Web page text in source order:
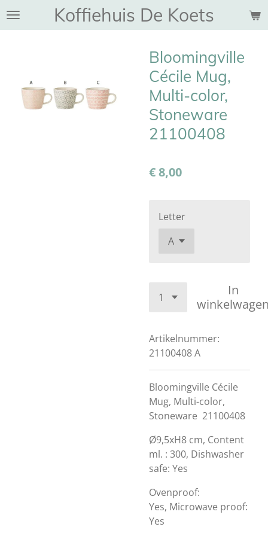
Ga
Koffiehuis De Koets
Bloomingville
Cécile Mug,
Multi-color,
Stoneware
21100408
€ 8,00
Letter
In
Artikelnummer:
21100408 A
Bloomingville Cécile
Mug, Multi-color,
Stoneware 21100408
Ø9,5xH8 cm, Content
ml. : 300, Dishwasher
safe: Yes
Ovenproof:
Yes, Microwave proof:
Yes